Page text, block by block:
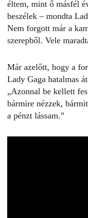
éltem, mint ő másfél
beszélek – mondta
Nem forgott már a
szerepből. Vele
Már azelőtt, hogy a
Lady Gaga hatalmas
„Azonnal be kellett
bármire nézzek,
a pénzt lássam.”